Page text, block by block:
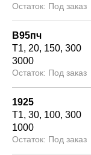
Под заказ
В95пч
Т1 20 150 300
3000
Под заказ
1925
Т1 30 100 300
1000
Под заказ